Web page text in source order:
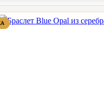
Поделиться
ПРОДАВАЕМЫЙ
ТОВАР
ПРОДАВАЕМЫЙ
ТОВАР